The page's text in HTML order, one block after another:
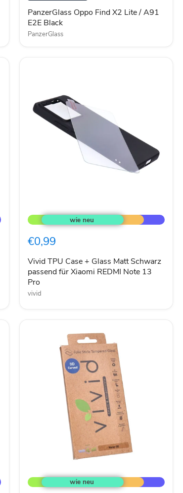
E2E
Black
PanzerGlass Oppo Find X2 Lite / A91
E2E Black
PanzerGlass
TPU
Case
Glass
Schwarz
passend
für
Xiaomi
REDMI
€0,99
Vivid TPU Case + Glass Matt Schwarz
passend für Xiaomi REDMI Note 13
Pro
vivid
Honor
90